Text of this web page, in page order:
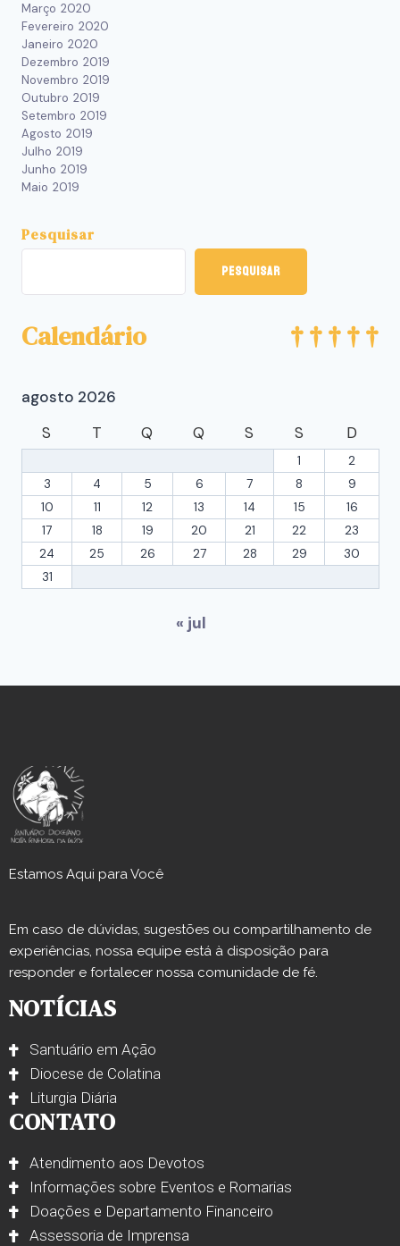
Março 2020
Fevereiro 2020
Janeiro 2020
Dezembro 2019
Novembro 2019
Outubro 2019
Setembro 2019
Agosto 2019
Julho 2019
Junho 2019
Maio 2019
Pesquisar
Pesquisar
Calendário
agosto 2026
S
T Q Q S S D
1
2
3
4 5 6 7 8
9
10
11 12 13 14 15
16
17
18 19 20 21 22
23
24
25 26 27 28 29
30
31
« jul
Estamos Aqui para Você
Em caso de dúvidas, sugestões ou compartilhamento de
experiências, nossa equipe está à disposição para
responder e fortalecer nossa comunidade de fé.
NOTÍCIAS
Santuário em Ação
Diocese de Colatina
Liturgia Diária
CONTATO
Atendimento aos Devotos
Informações sobre Eventos e Romarias
Doações e Departamento Financeiro
Assessoria de Imprensa